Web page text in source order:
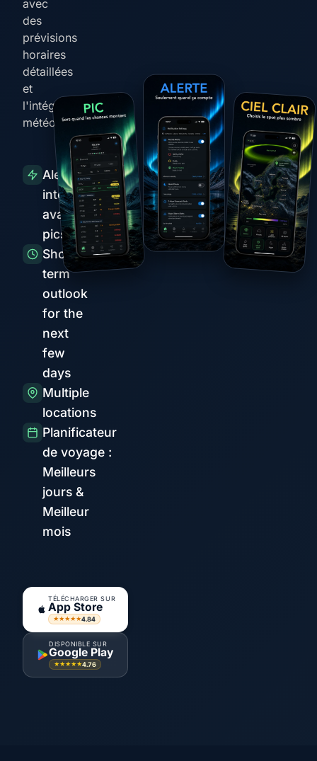
avec
des
prévisions
horaires
détaillées
et
l'intégration
météo
Alertes
intelligentes
avant les
pics
Short-
term
outlook
for the
next
few
days
Multiple
locations
Planificateur
de voyage :
Meilleurs
jours &
Meilleur
mois
TÉLÉCHARGER SUR
App Store
★★★★★4.84
DISPONIBLE SUR
Google Play
★★★★★4.76